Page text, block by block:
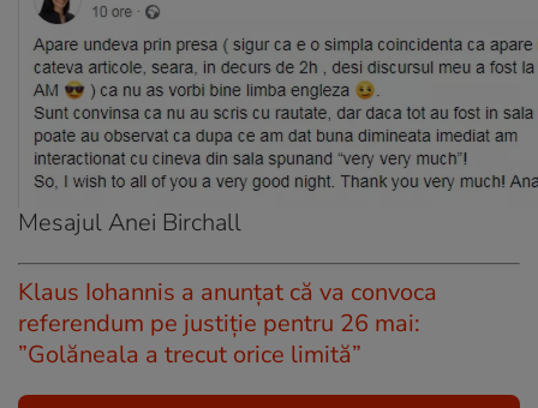
Mesajul Anei Birchall
Klaus Iohannis a anunțat că va convoca
referendum pe justiție pentru 26 mai:
”Golăneala a trecut orice limită”